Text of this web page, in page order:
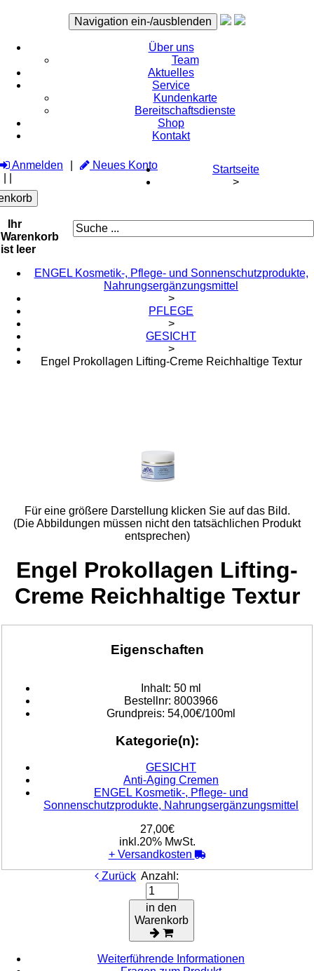
Navigation ein-/ausblenden
Über uns
Team
Aktuelles
Service
Kundenkarte
Bereitschaftsdienste
Shop
Kontakt
Anmelden
Neues Konto
Ihr
Warenkorb
ist leer
Startseite
>
ENGEL Kosmetik-, Pflege- und Sonnenschutzprodukte,
Nahrungsergänzungsmittel
>
PFLEGE
>
GESICHT
>
Engel Prokollagen Lifting-Creme Reichhaltige Textur
Für eine größere Darstellung klicken Sie auf das Bild.
(Die Abbildungen müssen nicht den tatsächlichen Produkt
entsprechen)
Engel Prokollagen Lifting-
Creme Reichhaltige Textur
Eigenschaften
Inhalt: 50 ml
Bestellnr: 8003966
Grundpreis: 54,00€/100ml
Kategorie(n):
GESICHT
Anti-Aging Cremen
ENGEL Kosmetik-, Pflege- und
Sonnenschutzprodukte, Nahrungsergänzungsmittel
27,00€
inkl.20% MwSt.
+ Versandkosten
Zurück Anzahl:
in den
Warenkorb
Weiterführende Informationen